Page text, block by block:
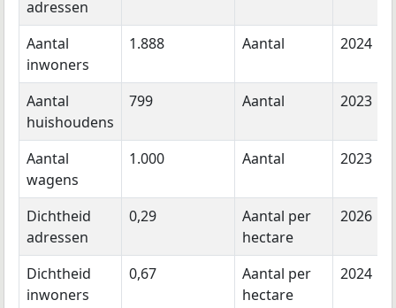
adressen
Aantal
inwoners
1.888 Aantal 2024
Aantal
huishoudens
799 Aantal 2023
Aantal
wagens
1.000 Aantal 2023
Dichtheid
adressen
0,29
Aantal per
hectare
2026
Dichtheid
inwoners
0,67
Aantal per
hectare
2024